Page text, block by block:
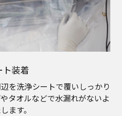
ト装着
を洗浄シートで覆いしっかり
タオルなどで水漏れがないよ
ます。